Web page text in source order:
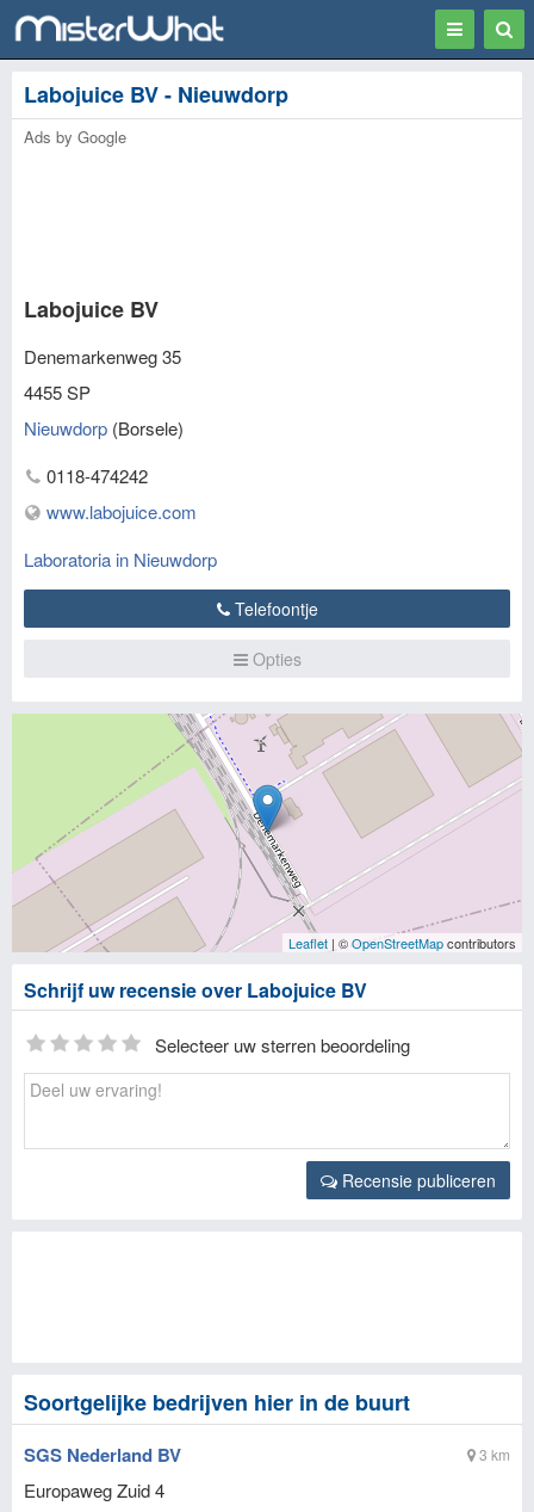
Toggle
Labojuice BV - Nieuwdorp
Ads by Google
Labojuice BV
Denemarkenweg 35
4455 SP
Nieuwdorp (Borsele)
0118-474242
www.labojuice.com
Laboratoria in Nieuwdorp
Telefoontje
Opties
Leaflet | ©OpenStreetMapcontributors
Schrijf uw recensie over Labojuice BV
Selecteer uw sterren beoordeling
Recensie publiceren
Soortgelijke bedrijven hier in de buurt
3 km
SGS Nederland BV
Europaweg Zuid 4